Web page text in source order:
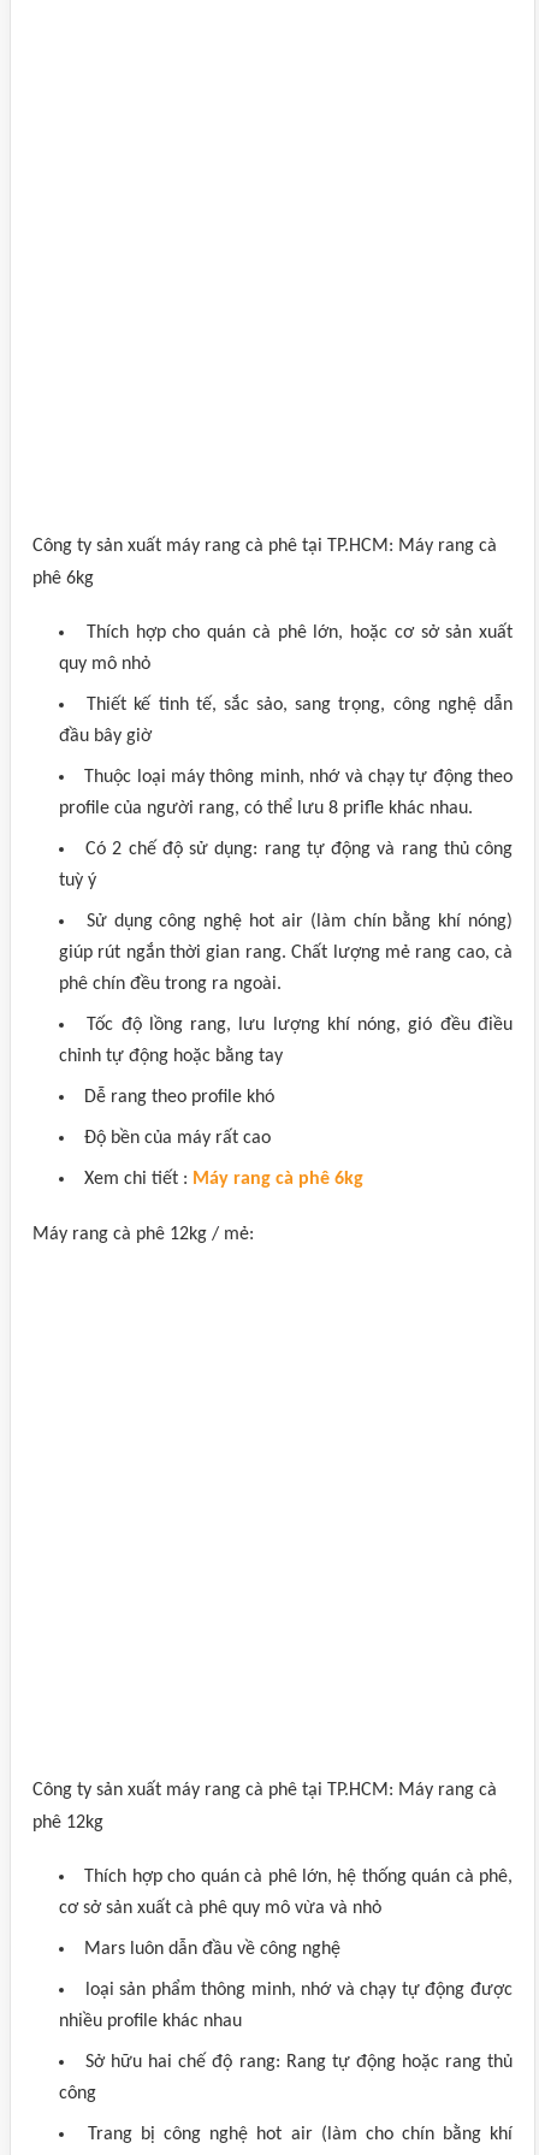
Công ty sản xuất máy rang cà phê tại TP.HCM: Máy rang cà
phê 6kg
Thích hợp cho quán cà phê lớn, hoặc cơ sở sản xuất
quy mô nhỏ
Thiết kế tinh tế, sắc sảo, sang trọng, công nghệ dẫn
đầu bây giờ
Thuộc loại máy thông minh, nhớ và chạy tự động theo
profile của người rang, có thể lưu 8 prifle khác nhau.
Có 2 chế độ sử dụng: rang tự động và rang thủ công
tuỳ ý
Sử dụng công nghệ hot air (làm chín bằng khí nóng)
giúp rút ngắn thời gian rang. Chất lượng mẻ rang cao, cà
phê chín đều trong ra ngoài.
Tốc độ lồng rang, lưu lượng khí nóng, gió đều điều
chỉnh tự động hoặc bằng tay
Dễ rang theo profile khó
Độ bền của máy rất cao
Xem chi tiết : Máy rang cà phê 6kg
Máy rang cà phê 12kg / mẻ:
Công ty sản xuất máy rang cà phê tại TP.HCM: Máy rang cà
phê 12kg
Thích hợp cho quán cà phê lớn, hệ thống quán cà phê,
cơ sở sản xuất cà phê quy mô vừa và nhỏ
Mars luôn dẫn đầu về công nghệ
loại sản phẩm thông minh, nhớ và chạy tự động được
nhiều profile khác nhau
Sở hữu hai chế độ rang: Rang tự động hoặc rang thủ
công
Trang bị công nghệ hot air (làm cho chín bằng khí